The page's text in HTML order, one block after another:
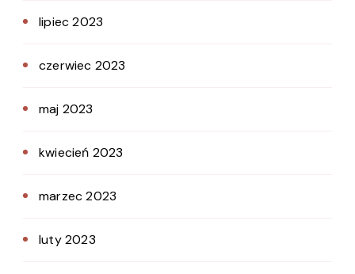
lipiec 2023
czerwiec 2023
maj 2023
kwiecień 2023
marzec 2023
luty 2023